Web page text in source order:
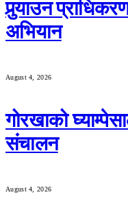
पुर्‍याउन
अभियान
August 4, 2026
गोरखाको
संचालन
August 4, 2026